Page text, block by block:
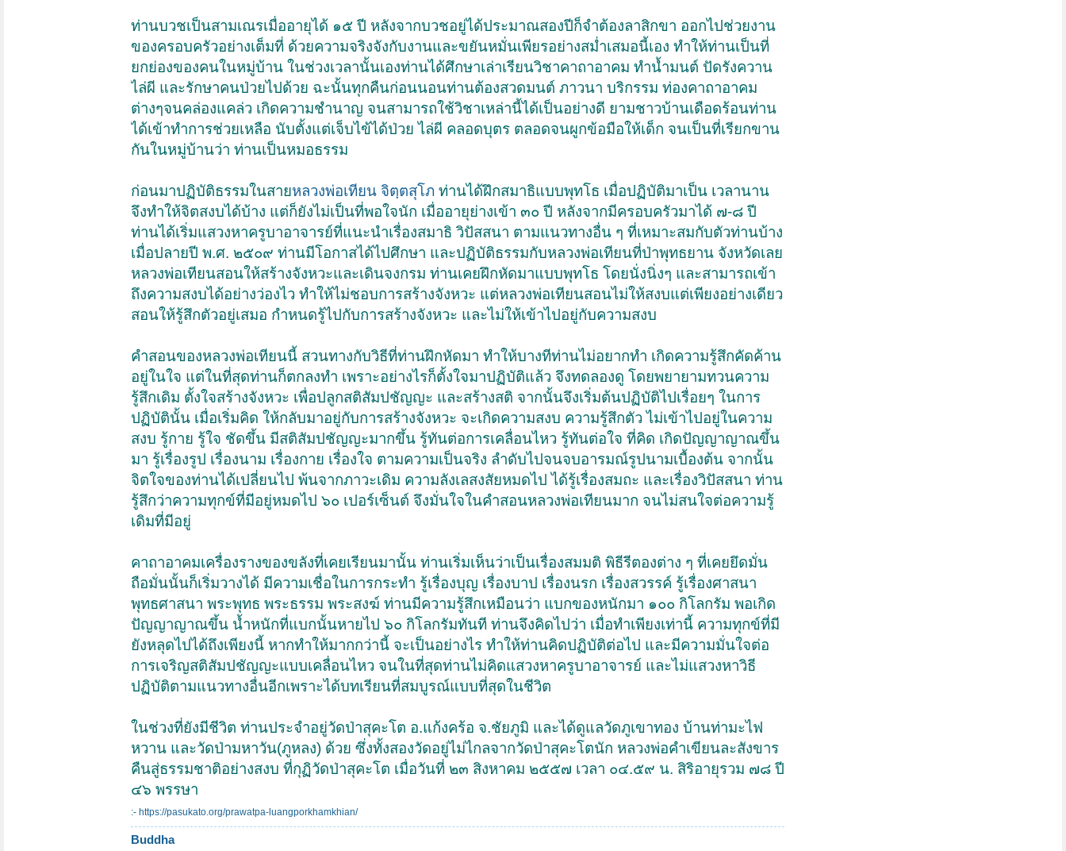
ท่านบวชเป็นสามเณรเมื่ออายุได้ ๑๕ ปี หลังจากบวชอยู่ได้ประมาณสองปีก็จำต้องลาสิกขา ออกไปช่วยงาน
ของครอบครัวอย่างเต็มที่ ด้วยความจริงจังกับงานและขยันหมั่นเพียรอย่างสม่ำเสมอนี้เอง ทำให้ท่านเป็นที่
ยกย่องของคนในหมู่บ้าน ในช่วงเวลานั้นเองท่านได้ศึกษาเล่าเรียนวิชาคาถาอาคม ทำน้ำมนต์ ปัดรังควาน
ไล่ผี และรักษาคนป่วยไปด้วย ฉะนั้นทุกคืนก่อนนอนท่านต้องสวดมนต์ ภาวนา บริกรรม ท่องคาถาอาคม
ต่างๆจนคล่องแคล่ว เกิดความชำนาญ จนสามารถใช้วิชาเหล่านี้ได้เป็นอย่างดี ยามชาวบ้านเดือดร้อนท่าน
ได้เข้าทำการช่วยเหลือ นับตั้งแต่เจ็บไข้ได้ป่วย ไล่ผี คลอดบุตร ตลอดจนผูกข้อมือให้เด็ก จนเป็นที่เรียกขาน
กันในหมู่บ้านว่า ท่านเป็นหมอธรรม
ก่อนมาปฏิบัติธรรมในสายหลวงพ่อเทียน จิตฺตสุโภ ท่านได้ฝึกสมาธิแบบพุทโธ เมื่อปฏิบัติมาเป็น เวลานาน
จึงทำให้จิตสงบได้บ้าง แต่ก็ยังไม่เป็นที่พอใจนัก เมื่ออายุย่างเข้า ๓๐ ปี หลังจากมีครอบครัวมาได้ ๗-๘ ปี
ท่านได้เริ่มแสวงหาครูบาอาจารย์ที่แนะนำเรื่องสมาธิ วิปัสสนา ตามแนวทางอื่น ๆ ที่เหมาะสมกับตัวท่านบ้าง
เมื่อปลายปี พ.ศ. ๒๕๐๙ ท่านมีโอกาสได้ไปศึกษา และปฏิบัติธรรมกับหลวงพ่อเทียนที่ป่าพุทธยาน จังหวัดเลย
หลวงพ่อเทียนสอนให้สร้างจังหวะและเดินจงกรม ท่านเคยฝึกหัดมาแบบพุทโธ โดยนั่งนิ่งๆ และสามารถเข้า
ถึงความสงบได้อย่างว่องไว ทำให้ไม่ชอบการสร้างจังหวะ แต่หลวงพ่อเทียนสอนไม่ให้สงบแต่เพียงอย่างเดียว
สอนให้รู้สึกตัวอยู่เสมอ กำหนดรู้ไปกับการสร้างจังหวะ และไม่ให้เข้าไปอยู่กับความสงบ
คำสอนของหลวงพ่อเทียนนี้ สวนทางกับวิธีที่ท่านฝึกหัดมา ทำให้บางทีท่านไม่อยากทำ เกิดความรู้สึกคัดค้าน
อยู่ในใจ แต่ในที่สุดท่านก็ตกลงทำ เพราะอย่างไรก็ตั้งใจมาปฏิบัติแล้ว จึงทดลองดู โดยพยายามทวนความ
รู้สึกเดิม ตั้งใจสร้างจังหวะ เพื่อปลูกสติสัมปชัญญะ และสร้างสติ จากนั้นจึงเริ่มต้นปฏิบัติไปเรื่อยๆ ในการ
ปฏิบัตินั้น เมื่อเริ่มคิด ให้กลับมาอยู่กับการสร้างจังหวะ จะเกิดความสงบ ความรู้สึกตัว ไม่เข้าไปอยู่ในความ
สงบ รู้กาย รู้ใจ ชัดขึ้น มีสติสัมปชัญญะมากขึ้น รู้ทันต่อการเคลื่อนไหว รู้ทันต่อใจ ที่คิด เกิดปัญญาญาณขึ้น
มา รู้เรื่องรูป เรื่องนาม เรื่องกาย เรื่องใจ ตามความเป็นจริง ลำดับไปจนจบอารมณ์รูปนามเบื้องต้น จากนั้น
จิตใจของท่านได้เปลี่ยนไป พ้นจากภาวะเดิม ความลังเลสงสัยหมดไป ได้รู้เรื่องสมถะ และเรื่องวิปัสสนา ท่าน
รู้สึกว่าความทุกข์ที่มีอยู่หมดไป ๖๐ เปอร์เซ็นต์ จึงมั่นใจในคำสอนหลวงพ่อเทียนมาก จนไม่สนใจต่อความรู้
เดิมที่มีอยู่
คาถาอาคมเครื่องรางของขลังที่เคยเรียนมานั้น ท่านเริ่มเห็นว่าเป็นเรื่องสมมติ พิธีรีตองต่าง ๆ ที่เคยยึดมั่น
ถือมั่นนั้นก็เริ่มวางได้ มีความเชื่อในการกระทำ รู้เรื่องบุญ เรื่องบาป เรื่องนรก เรื่องสวรรค์ รู้เรื่องศาสนา
พุทธศาสนา พระพุทธ พระธรรม พระสงฆ์ ท่านมีความรู้สึกเหมือนว่า แบกของหนักมา ๑๐๐ กิโลกรัม พอเกิด
ปัญญาญาณขึ้น น้ำหนักที่แบกนั้นหายไป ๖๐ กิโลกรัมทันที ท่านจึงคิดไปว่า เมื่อทำเพียงเท่านี้ ความทุกข์ที่มี
ยังหลุดไปได้ถึงเพียงนี้ หากทำให้มากกว่านี้ จะเป็นอย่างไร ทำให้ท่านคิดปฏิบัติต่อไป และมีความมั่นใจต่อ
การเจริญสติสัมปชัญญะแบบเคลื่อนไหว จนในที่สุดท่านไม่คิดแสวงหาครูบาอาจารย์ และไม่แสวงหาวิธี
ปฏิบัติตามแนวทางอื่นอีกเพราะได้บทเรียนที่สมบูรณ์แบบที่สุดในชีวิต
ในช่วงที่ยังมีชีวิต ท่านประจำอยู่วัดป่าสุคะโต อ.แก้งคร้อ จ.ชัยภูมิ และได้ดูแลวัดภูเขาทอง บ้านท่ามะไฟ
หวาน และวัดป่ามหาวัน(ภูหลง) ด้วย ซึ่งทั้งสองวัดอยู่ไม่ไกลจากวัดป่าสุคะโตนัก หลวงพ่อคำเขียนละสังขาร
คืนสู่ธรรมชาติอย่างสงบ ที่กุฏิวัดป่าสุคะโต เมื่อวันที่ ๒๓ สิงหาคม ๒๕๕๗ เวลา ๐๔.๕๙ น. สิริอายุรวม ๗๘ ปี
๔๖ พรรษา
:- https://pasukato.org/prawatpa-luangporkhamkhian/
Buddha